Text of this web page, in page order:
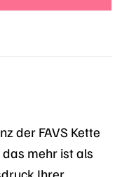
der FAVS Kette
mehr ist als
Ihrer